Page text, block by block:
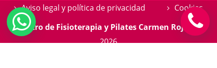
Aviso legal y política de privacidad
Cookies
Centro de Fisioterapia y Pilates Carmen Rojas©
2026